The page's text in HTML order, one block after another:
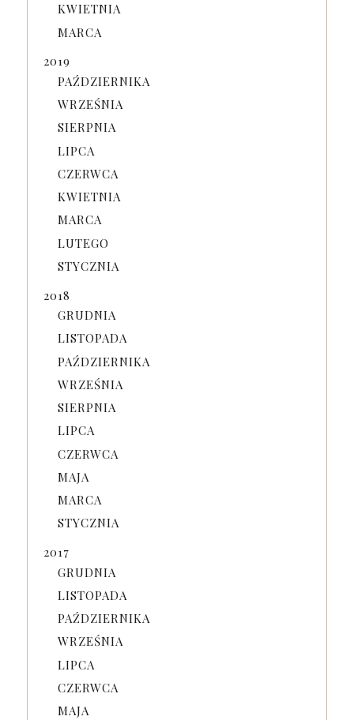
KWIETNIA
MARCA
2019
PAŹDZIERNIKA
WRZEŚNIA
SIERPNIA
LIPCA
CZERWCA
KWIETNIA
MARCA
LUTEGO
STYCZNIA
2018
GRUDNIA
LISTOPADA
PAŹDZIERNIKA
WRZEŚNIA
SIERPNIA
LIPCA
CZERWCA
MAJA
MARCA
STYCZNIA
2017
GRUDNIA
LISTOPADA
PAŹDZIERNIKA
WRZEŚNIA
LIPCA
CZERWCA
MAJA